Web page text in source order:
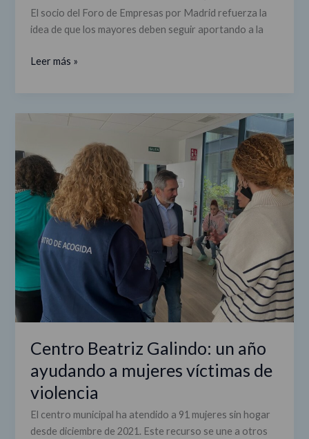
El socio del Foro de Empresas por Madrid refuerza la
idea de que los mayores deben seguir aportando a la
Leer más »
Centro Beatriz Galindo: un año
ayudando a mujeres víctimas de
violencia
El centro municipal ha atendido a 91 mujeres sin hogar
desde diciembre de 2021. Este recurso se une a otros
Galindo:
un
año
ayudando
a
mujeres
víctimas
de
violencia